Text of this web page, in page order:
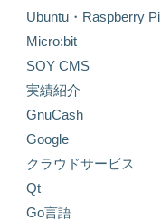
Ubuntu・Raspberry Pi
Micro:bit
SOY CMS
実績紹介
GnuCash
Google
クラウドサービス
Qt
Go言語